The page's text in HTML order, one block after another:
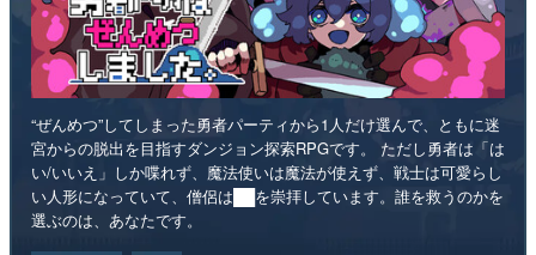
“ぜんめつ”してしまった勇者パーティから1人だけ選んで、ともに迷
宮からの脱出を目指すダンジョン探索RPGです。 ただし勇者は「は
い/いいえ」しか喋れず、魔法使いは魔法が使えず、戦士は可愛らし
い人形になっていて、僧侶は██を崇拝しています。誰を救うのかを
選ぶのは、あなたです。